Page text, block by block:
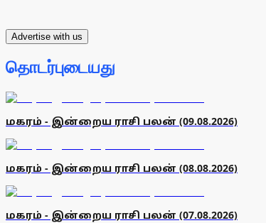
Advertise with us
தொடர்புடையது
மகரம் - இன்றைய ராசி பலன் (09.08.2026)
மகரம் - இன்றைய ராசி பலன் (08.08.2026)
மகரம் - இன்றைய ராசி பலன் (07.08.2026)